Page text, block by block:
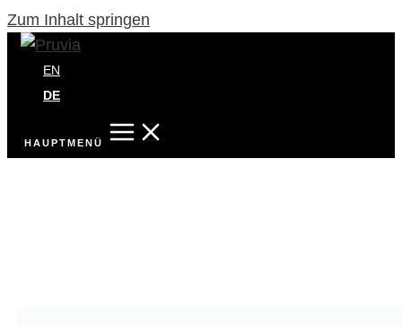
Zum Inhalt springen
EN
DE
HAUPTMENÜ